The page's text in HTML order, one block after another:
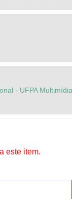
- UFPA Multimídia
este item.